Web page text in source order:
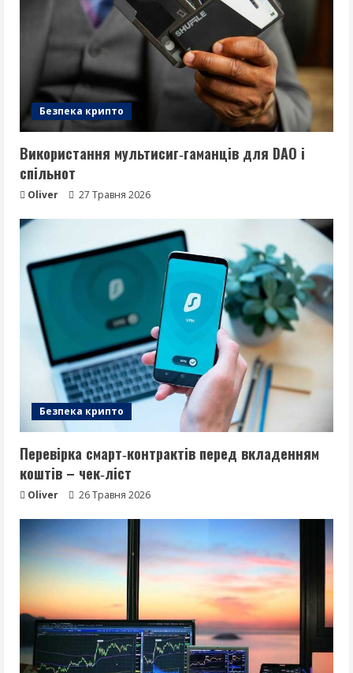
Безпека крипто
Використання мультисиг‑гаманців для DAO і
спільнот
Oliver 27 Травня 2026
Безпека крипто
Перевірка смарт‑контрактів перед вкладенням
коштів – чек‑ліст
Oliver 26 Травня 2026